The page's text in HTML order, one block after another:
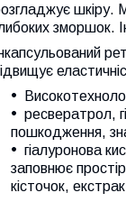
шкіру.
зморшок.
ресвератрол,
пошкодження,
гіалуронова
заповнює
кісточок,